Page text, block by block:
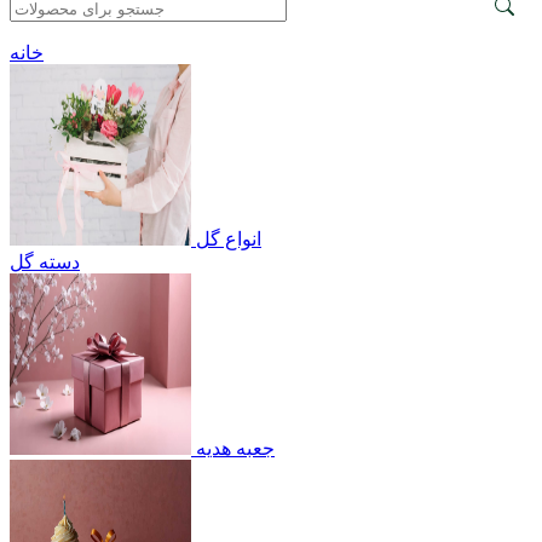
خانه
انواع گل
دسته گل
جعبه هدیه